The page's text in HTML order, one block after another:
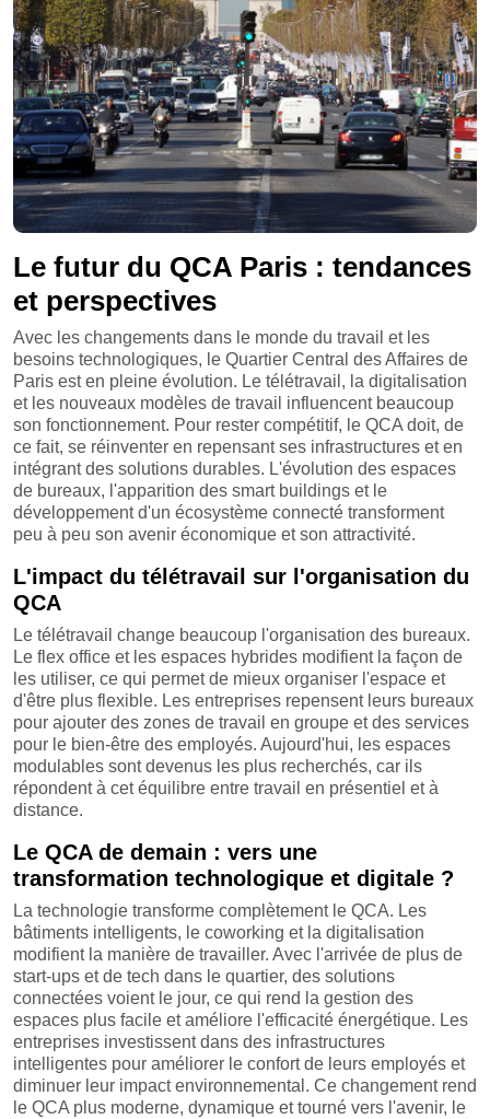
Le futur du QCA Paris : tendances
et perspectives
Avec les changements dans le monde du travail et les
besoins technologiques, le Quartier Central des Affaires de
Paris est en pleine évolution. Le télétravail, la digitalisation
et les nouveaux modèles de travail influencent beaucoup
son fonctionnement. Pour rester compétitif, le QCA doit, de
ce fait, se réinventer en repensant ses infrastructures et en
intégrant des solutions durables. L'évolution des espaces
de bureaux, l'apparition des smart buildings et le
développement d'un écosystème connecté transforment
peu à peu son avenir économique et son attractivité.
L'impact du télétravail sur l'organisation du
QCA
Le télétravail change beaucoup l'organisation des bureaux.
Le flex office et les espaces hybrides modifient la façon de
les utiliser, ce qui permet de mieux organiser l'espace et
d'être plus flexible. Les entreprises repensent leurs bureaux
pour ajouter des zones de travail en groupe et des services
pour le bien-être des employés. Aujourd'hui, les espaces
modulables sont devenus les plus recherchés, car ils
répondent à cet équilibre entre travail en présentiel et à
distance.
Le QCA de demain : vers une
transformation technologique et digitale ?
La technologie transforme complètement le QCA. Les
bâtiments intelligents, le coworking et la digitalisation
modifient la manière de travailler. Avec l'arrivée de plus de
start-ups et de tech dans le quartier, des solutions
connectées voient le jour, ce qui rend la gestion des
espaces plus facile et améliore l'efficacité énergétique. Les
entreprises investissent dans des infrastructures
intelligentes pour améliorer le confort de leurs employés et
diminuer leur impact environnemental. Ce changement rend
le QCA plus moderne, dynamique et tourné vers l'avenir, le